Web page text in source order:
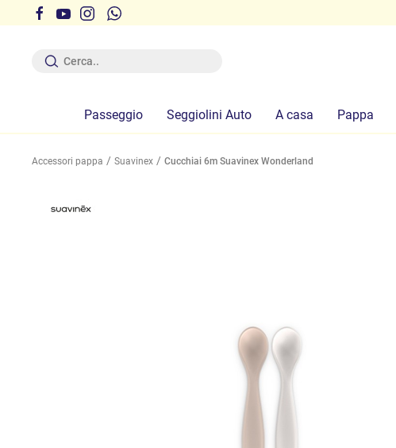
ferie dal 12 al 19 Agosto compresi
Passeggio Seggiolini Auto A casa Pappa
Accessori pappa Suavinex Cucchiai 6m Suavinex Wonderland